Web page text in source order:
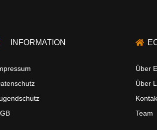
INFORMATION
Über
Über
Team